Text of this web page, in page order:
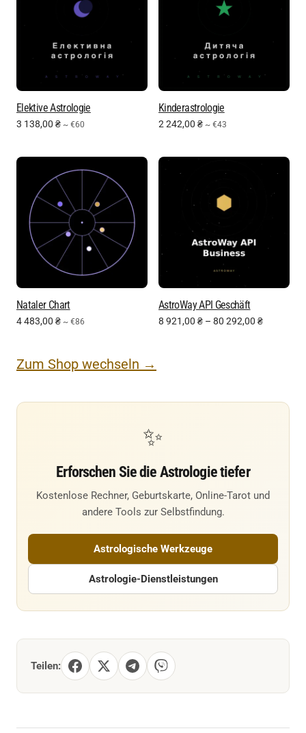
Elektive Astrologie
3 138,00 ₴ ~ €60
Kinderastrologie
2 242,00 ₴ ~ €43
Nataler Chart
4 483,00 ₴ ~ €86
AstroWay API Geschäft
8 921,00 ₴ – 80 292,00 ₴
Zum Shop wechseln →
✨
Erforschen Sie die Astrologie tiefer
Kostenlose Rechner, Geburtskarte, Online-Tarot und
andere Tools zur Selbstfindung.
Astrologische Werkzeuge
Astrologie-Dienstleistungen
Teilen: